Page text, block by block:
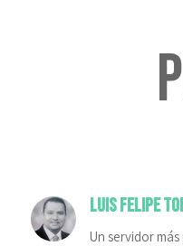
Luis Felipe
Un servidor